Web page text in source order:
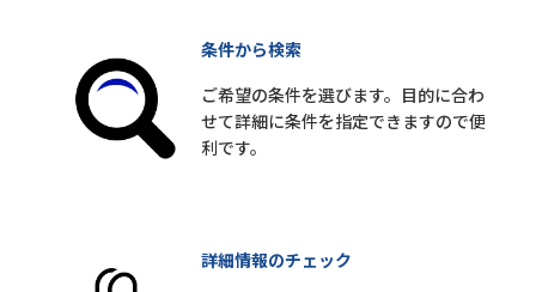
条件から検索
ご希望の条件を選びます。目的に合わ
せて詳細に条件を指定できますので便
利です。
詳細情報のチェック